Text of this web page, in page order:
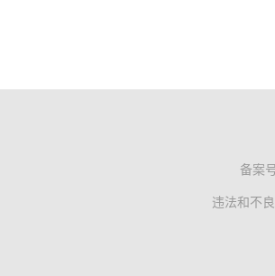
备案号
违法和不